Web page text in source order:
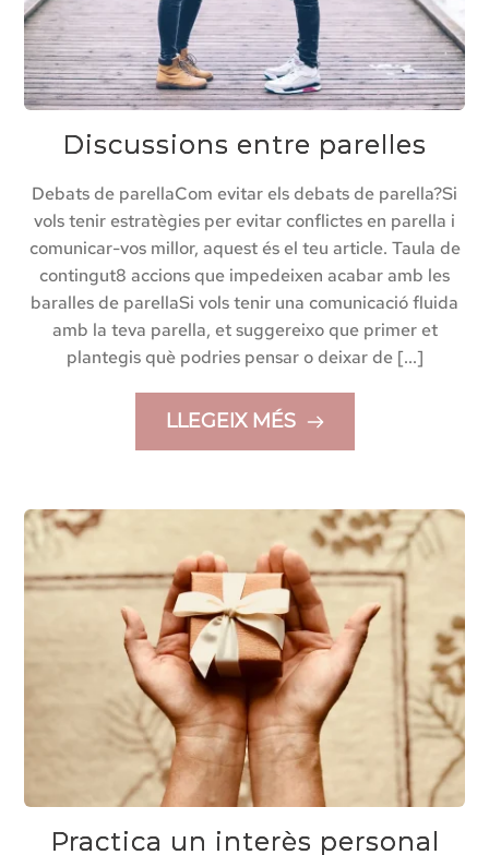
Discussions entre parelles
Debats de parellaCom evitar els debats de parella?Si
vols tenir estratègies per evitar conflictes en parella i
comunicar-vos millor, aquest és el teu article. Taula de
contingut8 accions que impedeixen acabar amb les
baralles de parellaSi vols tenir una comunicació fluida
amb la teva parella, et suggereixo que primer et
plantegis què podries pensar o deixar de [...]
LLEGEIX MÉS
Practica un interès personal